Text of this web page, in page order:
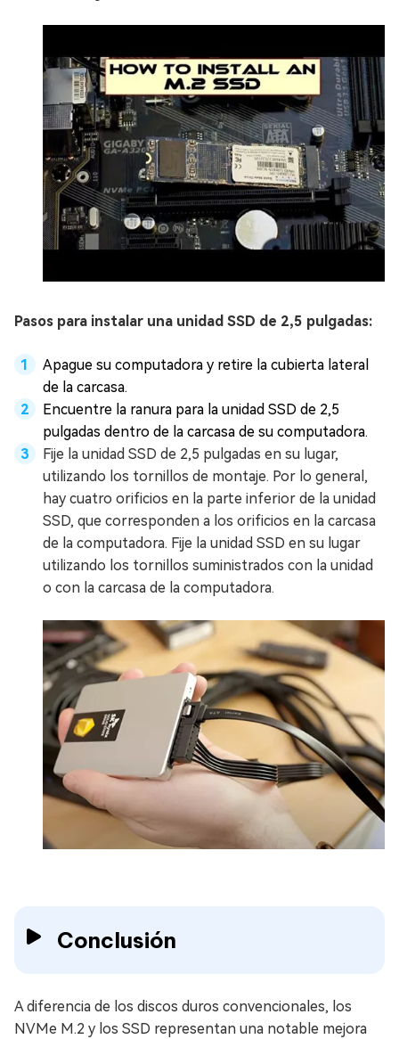
Pasos para instalar una unidad SSD de 2,5 pulgadas:
Apague su computadora y retire la cubierta lateral
de la carcasa.
Encuentre la ranura para la unidad SSD de 2,5
pulgadas dentro de la carcasa de su computadora.
Fije la unidad SSD de 2,5 pulgadas en su lugar,
utilizando los tornillos de montaje. Por lo general,
hay cuatro orificios en la parte inferior de la unidad
SSD, que corresponden a los orificios en la carcasa
de la computadora. Fije la unidad SSD en su lugar
utilizando los tornillos suministrados con la unidad
o con la carcasa de la computadora.
Conclusión
A diferencia de los discos duros convencionales, los
NVMe M.2 y los SSD representan una notable mejora